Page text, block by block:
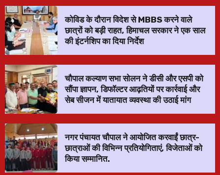
कोविड के दौरान विदेश से MBBS करने वाले
छात्रों को बड़ी राहत, हिमाचल सरकार ने एक साल
की इंटर्नशिप का दिया निर्देश
चौपाल कल्याण सभा सोलन ने डीसी और एसपी को
सौंपा ज्ञापन, डिफॉल्टर आढ़तियों पर कार्रवाई और
सेब सीजन में यातायात व्यवस्था की उठाई मांग
नगर पंचायत चौपाल ने आयोजित करवाईं छात्र-
छात्राओं की विभिन्न प्रतियोगिताएं, विजेताओं को
किया सम्मानित.